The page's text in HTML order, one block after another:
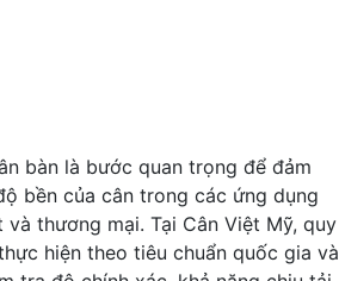
bàn là bước quan trọng để đảm
bền của cân trong các ứng dụng
và thương mại. Tại Cân Việt Mỹ, quy
hiện theo tiêu chuẩn quốc gia và